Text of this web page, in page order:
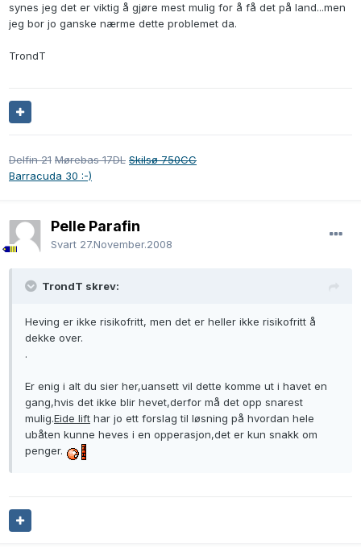
synes jeg det er viktig å gjøre mest mulig for å få det på land...men
jeg bor jo ganske nærme dette problemet da.
TrondT
Delfin 21 Mørebas 17DL Skilsø 750CC
Barracuda 30 :-)
Pelle Parafin
Svart 27.November.2008
TrondT skrev:
Heving er ikke risikofritt, men det er heller ikke risikofritt å
dekke over.
.
Er enig i alt du sier her,uansett vil dette komme ut i havet en
gang,hvis det ikke blir hevet,derfor må det opp snarest
mulig.Eide lift har jo ett forslag til løsning på hvordan hele
ubåten kunne heves i en opperasjon,det er kun snakk om
penger.